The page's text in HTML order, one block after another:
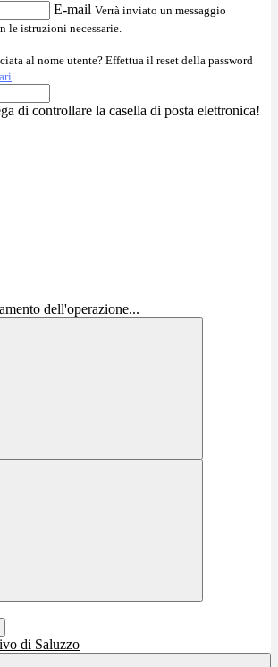
E-mail Verrà inviato un messaggio
le istruzioni necessarie.
al nome utente? Effettua il reset della password
di controllare la casella di posta elettronica!
dell'operazione...